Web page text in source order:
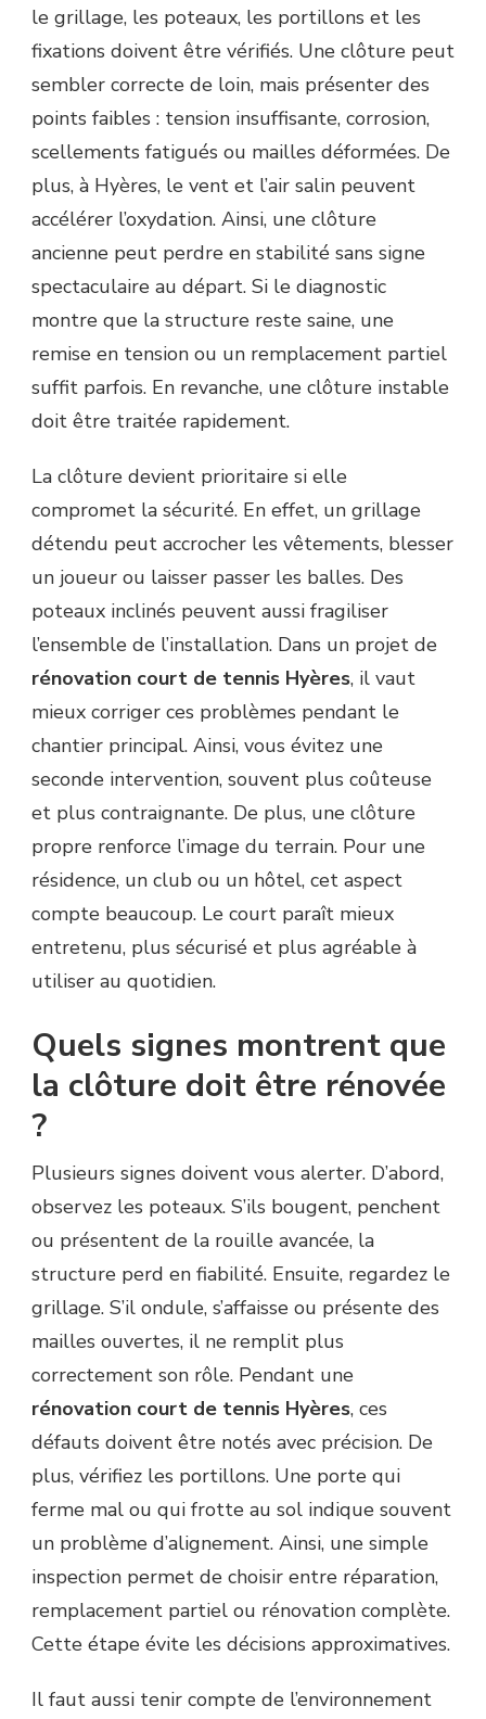
le grillage, les poteaux, les portillons et les
fixations doivent être vérifiés. Une clôture peut
sembler correcte de loin, mais présenter des
points faibles : tension insuffisante, corrosion,
scellements fatigués ou mailles déformées. De
plus, à Hyères, le vent et l’air salin peuvent
accélérer l’oxydation. Ainsi, une clôture
ancienne peut perdre en stabilité sans signe
spectaculaire au départ. Si le diagnostic
montre que la structure reste saine, une
remise en tension ou un remplacement partiel
suffit parfois. En revanche, une clôture instable
doit être traitée rapidement.
La clôture devient prioritaire si elle
compromet la sécurité. En effet, un grillage
détendu peut accrocher les vêtements, blesser
un joueur ou laisser passer les balles. Des
poteaux inclinés peuvent aussi fragiliser
l’ensemble de l’installation. Dans un projet de
rénovation court de tennis Hyères, il vaut
mieux corriger ces problèmes pendant le
chantier principal. Ainsi, vous évitez une
seconde intervention, souvent plus coûteuse
et plus contraignante. De plus, une clôture
propre renforce l’image du terrain. Pour une
résidence, un club ou un hôtel, cet aspect
compte beaucoup. Le court paraît mieux
entretenu, plus sécurisé et plus agréable à
utiliser au quotidien.
Quels signes montrent que
la clôture doit être rénovée
?
Plusieurs signes doivent vous alerter. D’abord,
observez les poteaux. S’ils bougent, penchent
ou présentent de la rouille avancée, la
structure perd en fiabilité. Ensuite, regardez le
grillage. S’il ondule, s’affaisse ou présente des
mailles ouvertes, il ne remplit plus
correctement son rôle. Pendant une
rénovation court de tennis Hyères, ces
défauts doivent être notés avec précision. De
plus, vérifiez les portillons. Une porte qui
ferme mal ou qui frotte au sol indique souvent
un problème d’alignement. Ainsi, une simple
inspection permet de choisir entre réparation,
remplacement partiel ou rénovation complète.
Cette étape évite les décisions approximatives.
Il faut aussi tenir compte de l’environnement